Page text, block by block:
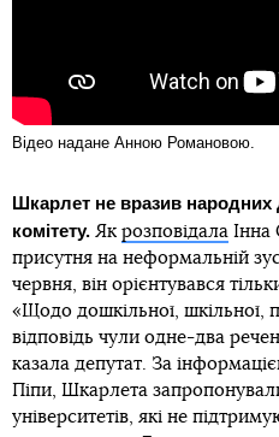
Відео надане Анною Романовою.
Шкарлет не вразив народних
комітету. Як розповідала Інна
присутня на неформальній
червня, він орієнтувався
«Щодо дошкільної, шкільної,
відповідь чули одне-два
казала депутат. За
Піпи, Шкарлета
університетів, які не